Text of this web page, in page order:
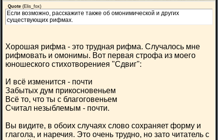
Quote (Elis_fox)
Если возможно, расскажите также об омонимической и других
существующих рифмах.
Хорошая рифма - это трудная рифма. Случалось мне
рифмовать и омонимы. Вот первая строфа из моего
юношеского стихотворениея "Сдвиг":
И всё изменится - почти
Забытых дум прикосновеньем
Всё то, что ты с благоговеньем
Считал незыблемым - почти.
Вы видите, в обоих случаях слово сохраняет форму и
глагола, и наречия. Это очень трудно, но зато читатель с